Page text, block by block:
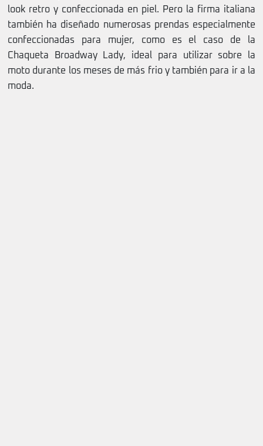
look retro y confeccionada en piel. Pero la firma italiana
también ha diseñado numerosas prendas especialmente
confeccionadas para mujer, como es el caso de la
Chaqueta Broadway Lady, ideal para utilizar sobre la
moto durante los meses de más frio y también para ir a la
moda.